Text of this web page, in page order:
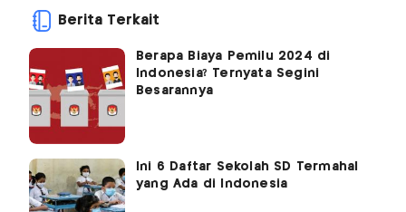
Berita Terkait
Berapa Biaya Pemilu 2024 di
Indonesia? Ternyata Segini
Besarannya
Ini 6 Daftar Sekolah SD Termahal
yang Ada di Indonesia